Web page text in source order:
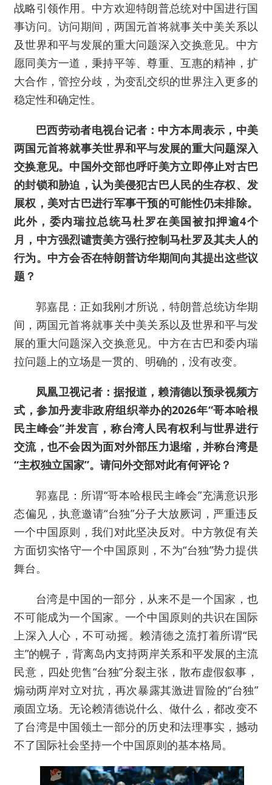
战略引领作用。中方欢迎特朗普总统对中国进行国
事访问。访问期间，两国元首将就事关中美关系以
及世界和平与发展的重大问题深入交换意见。中方
愿同美方一道，秉持平等、尊重、互惠的精神，扩
大合作，管控分歧，为变乱交织的世界注入更多的
稳定性和确定性。
巴西劳动者电视台记者：中方本周表示，中美
两国元首将就事关世界和平与发展的重大问题深入
交换意见。中国外交部也呼吁美方立即停止对古巴
的封锁和胁迫，认为美侵犯古巴人民的生存权、发
展权，美对古巴进行军事干预的可能性仍未排除。
此外，委内瑞拉总统马杜罗在美国被扣押逾4个
月，中方强烈谴责美方强行控制马杜罗及其夫人的
行为。中方会否在特朗普访华期间向其提出这些议
题？
郭嘉昆：正如我刚才所说，特朗普总统访华期
间，两国元首将就事关中美关系以及世界和平与发
展的重大问题深入交换意见。中方在古巴和委内瑞
拉问题上的立场是一贯的、明确的，没有改变。
凤凰卫视记者：据报道，赖清德以预录视频方
式，参加丹麦非政府组织举办的2026年“哥本哈根
民主峰会”并发言，称台湾人民有权利与世界进行
交流，也不会因为面对外部压力退缩，并称台湾是
“主权独立国家”。请问外交部对此有何评论？
郭嘉昆：所谓“哥本哈根民主峰会”充满意识形
态偏见，执意邀请“台独”分子大放厥词，严重违反
一个中国原则，我们对此坚决反对。中方敦促有关
方面切实恪守一个中国原则，不为“台独”势力提供
舞台。
台湾是中国的一部分，从来不是一个国家，也
不可能成为一个国家。一个中国原则的共识在国际
上深入人心，不可动摇。赖清德之流打着所谓“民
主”的幌子，背离岛内支持两岸关系和平发展的主流
民意，四处兜售“台独”分裂主张，散布虚假叙事，
煽动两岸对立对抗，再次暴露其激进冒险的“台独”
顽固立场。无论赖清德说什么、做什么，都改变不
了台湾是中国领土一部分的历史和法理事实，撼动
不了国际社会坚持一个中国原则的基本格局。